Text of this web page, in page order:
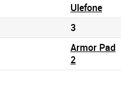
Ulefone
3
Armor Pad
2